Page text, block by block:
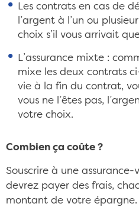
Les contrats en cas de
l’argent à l’un ou
choix s’il vous arrivait
L’assurance mixte :
mixe les deux contrats
vie à la fin du contrat,
vous ne l’êtes pas,
votre choix.
Combien ça coûte ?
Souscrire à une
devrez payer des frais,
montant de votre épargne.